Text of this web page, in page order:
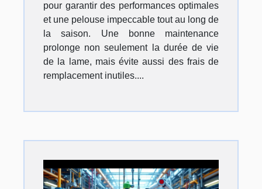
pour garantir des performances optimales
et une pelouse impeccable tout au long de
la saison. Une bonne maintenance
prolonge non seulement la durée de vie
de la lame, mais évite aussi des frais de
remplacement inutiles....